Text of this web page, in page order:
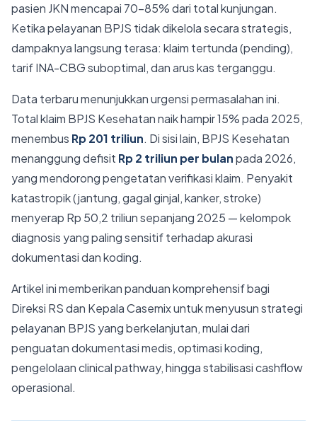
pasien JKN mencapai 70-85% dari total kunjungan.
Ketika pelayanan BPJS tidak dikelola secara strategis,
dampaknya langsung terasa: klaim tertunda (pending),
tarif INA-CBG suboptimal, dan arus kas terganggu.
Data terbaru menunjukkan urgensi permasalahan ini.
Total klaim BPJS Kesehatan naik hampir 15% pada 2025,
menembus Rp 201 triliun. Di sisi lain, BPJS Kesehatan
menanggung defisit Rp 2 triliun per bulanpada 2026,
yang mendorong pengetatan verifikasi klaim. Penyakit
katastropik (jantung, gagal ginjal, kanker, stroke)
menyerap Rp 50,2 triliun sepanjang 2025 — kelompok
diagnosis yang paling sensitif terhadap akurasi
dokumentasi dan koding.
Artikel ini memberikan panduan komprehensif bagi
Direksi RS dan Kepala Casemix untuk menyusun strategi
pelayanan BPJS yang berkelanjutan, mulai dari
penguatan dokumentasi medis, optimasi koding,
pengelolaan clinical pathway, hingga stabilisasi cashflow
operasional.